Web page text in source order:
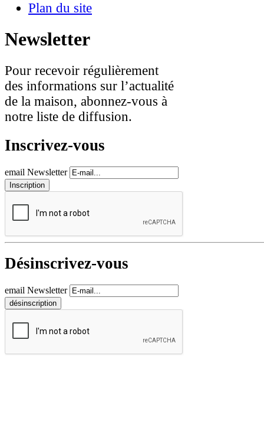
Plan du site
Newsletter
Pour recevoir régulièrement
des informations sur l’actualité
de la maison, abonnez-vous à
notre liste de diffusion.
Inscrivez-vous
email Newsletter
Désinscrivez-vous
email Newsletter